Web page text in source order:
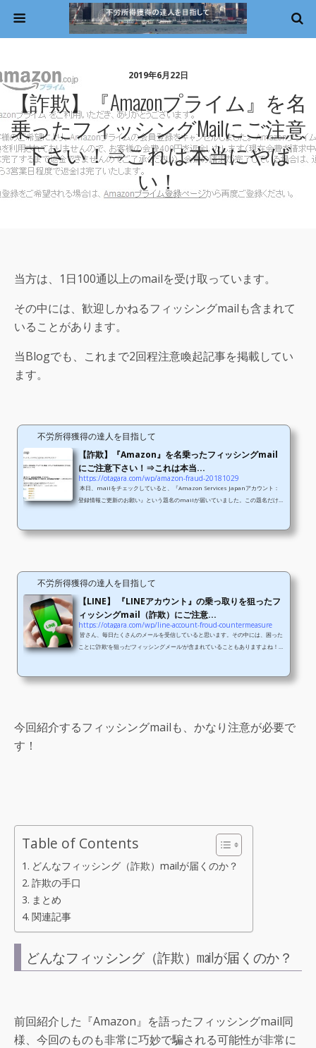
2019年6月22日
【詐欺】『Amazonプライム』を名
乗ったフィッシングmailにご注意
下さい！⇒これは本当にやば
い！
当方は、1日100通以上のmailを受け取っています。
その中には、歓迎しかねるフィッシングmailも含まれて
いることがあります。
当Blogでも、これまで2回程注意喚起記事を掲載してい
ます。
不労所得獲得の達人を目指して
【詐欺】『Amazon』を名乗ったフィッシングmail
にご注意下さい！⇒これは本当...
https://otagara.com/wp/amazon-fraud-20181029
本日、mailをチェックしていると、『Amazon Services Japanアカウント：
登録情報ご更新のお願い』という題名のmailが届いていました。この題名だけな
り巧妙でした。 どんなフィッシング（詐欺）mailが届くのか？ 今回のフィッシ
不労所得獲得の達人を目指して
【LINE】 『LINEアカウント』の乗っ取りを狙ったフ
ィッシングmail（詐欺）にご注意...
https://otagara.com/wp/line-account-froud-countermeasure
皆さん、毎日たくさんのメールを受信していると思います。その中には、困った
ことに’詐欺’を狙った’フィッシングメール’が含まれていることもありますよね！特
ウントの乗っ取りを狙った『フィッシングmail』が届きましたので、全文を掲載
今回紹介するフィッシングmailも、かなり注意が必要で
す！
Table of Contents
どんなフィッシング（詐欺）mailが届くのか？
詐欺の手口
まとめ
関連記事
どんなフィッシング（詐欺）mailが届くのか？
前回紹介した『Amazon』を語ったフィッシングmail同
様、今回のものも非常に巧妙で騙される可能性が非常に